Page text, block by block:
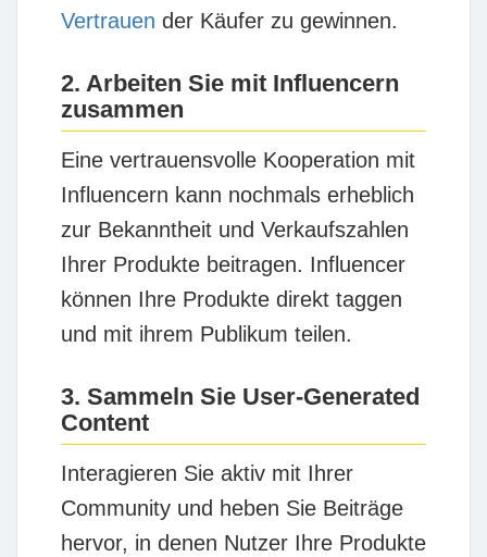
Vertrauen der Käufer zu gewinnen.
2. Arbeiten Sie mit Influencern
zusammen
Eine vertrauensvolle Kooperation mit
Influencern kann nochmals erheblich
zur Bekanntheit und Verkaufszahlen
Ihrer Produkte beitragen. Influencer
können Ihre Produkte direkt taggen
und mit ihrem Publikum teilen.
3. Sammeln Sie User-Generated
Content
Interagieren Sie aktiv mit Ihrer
Community und heben Sie Beiträge
hervor, in denen Nutzer Ihre Produkte